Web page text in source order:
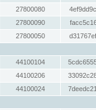
27800080
27800090
27800050
44100104
44100206
44100024